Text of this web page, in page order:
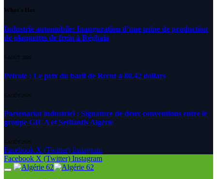
What's Hot
Industrie automobile: Inauguration d’une usine de production
de plaquettes de frein à Réghaïa
5 AOÛT 2026
Pétrole : Le prix du baril de Brent à 80.42 dollars
5 AOÛT 2026
Partenariat industriel : Signature de deux conventions entre le
groupe GICA et Setllantis Algérie
5 AOÛT 2026
Facebook X (Twitter) Instagram
Facebook X (Twitter) Instagram